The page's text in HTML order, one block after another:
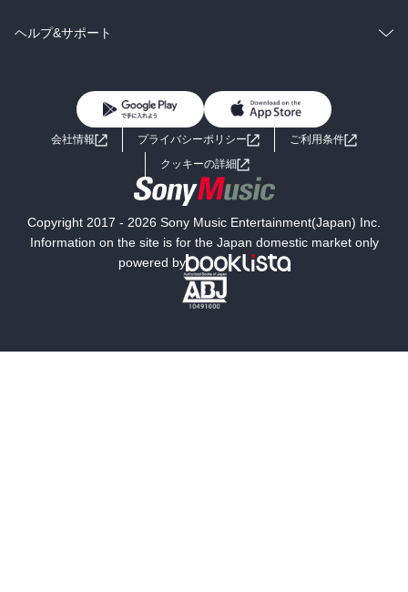
BL・TL
雑誌・グラビア
ラノベ
コミック
ライトノベル 男子向けラノベ
小説
海外小説
ミステリー SF
文学
ヘルプ&サポート
よくあるご質問 お問い合わせ
会社情報 プライバシーポリシー
ご利用条件
クッキーの詳細
Copyright 2017 - 2026 Sony Music Entertainment(Japan) Inc.
Information on the site is for the Japan domestic market only
powered by